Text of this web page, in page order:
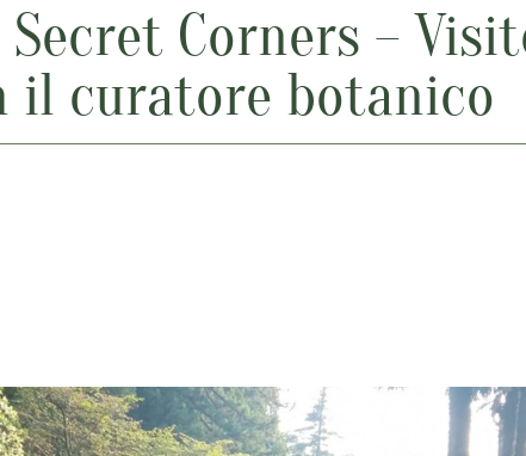
Secret Corners –
il curatore botanico